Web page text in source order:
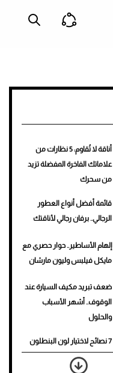
أناقة لا تُقاوم: 5 نظارات من
علاماتك الفاخرة المفضلة تزيد
من سحرك
قائمة أفضل أنواع العطور
الرجالي.. برفان رجالي لأناقتك
إلهام الأساطير.. حوار حصري مع
مايكل فيلبس وليون مارشان
ضعف تبريد مكيف السيارة عند
الوقوف.. أشهر الأسباب
والحلول
7 نصائح لاختيار لون البنطلون
المناسب للقميص الأسود